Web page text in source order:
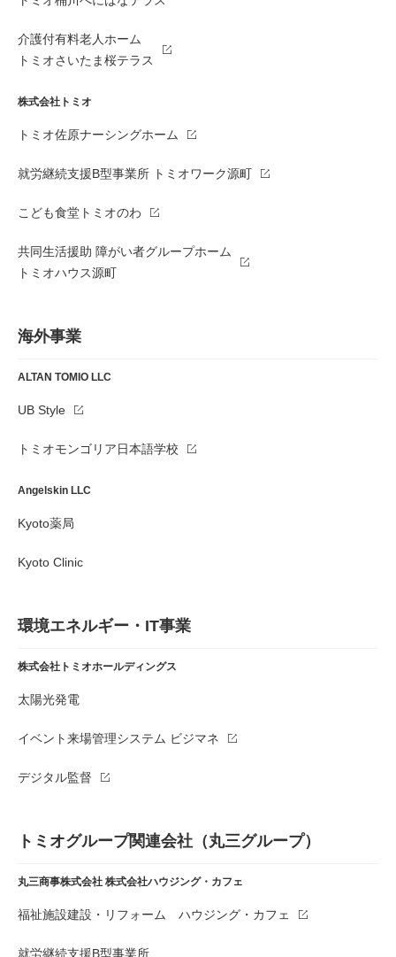
介護付有料老人ホーム
トミオさいたま桜テラス
株式会社トミオ
トミオ佐原ナーシングホーム
就労継続支援B型事業所 トミオワーク源町
こども食堂トミオのわ
共同生活援助 障がい者グループホーム
トミオハウス源町
海外事業
ALTAN TOMIO LLC
UB Style
トミオモンゴリア日本語学校
Angelskin LLC
Kyoto薬局
Kyoto Clinic
環境エネルギー・IT事業
株式会社トミオホールディングス
太陽光発電
イベント来場管理システム ビジマネ
デジタル監督
トミオグループ関連会社（丸三グループ）
丸三商事株式会社 株式会社ハウジング・カフェ
福祉施設建設・リフォーム ハウジング・カフェ
就労継続支援B型事業所